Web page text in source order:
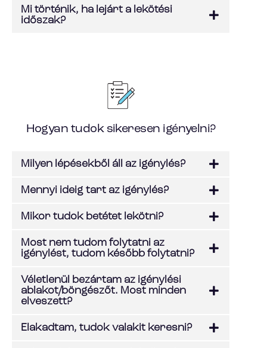
Mi történik, ha lejárt a lekötési
időszak?
Hogyan tudok sikeresen igényelni?
Milyen lépésekből áll az igénylés?
Mennyi ideig tart az igénylés?
Mikor tudok betétet lekötni?
Most nem tudom folytatni az
igénylést, tudom később folytatni?
Véletlenül bezártam az igénylési
ablakot/böngészőt. Most minden
elveszett?
Elakadtam, tudok valakit keresni?